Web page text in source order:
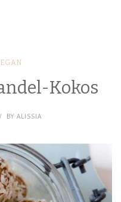
Kokos
BY ALISSIA